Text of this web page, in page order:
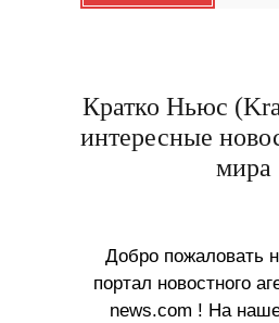
Кратко Ньюс
интересные
мира
Добро пожаловать
портал новостного
news.com ! На